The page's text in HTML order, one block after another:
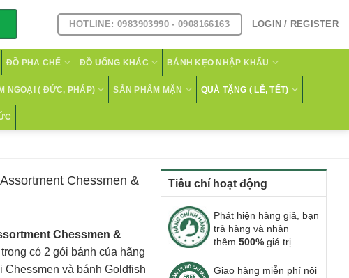
HOTLINE: 0983903990 - 0908166163 LOGIN / REGISTER
ĐỒ PHA CHẾ ĐỒ UỐNG KHÁC BÁNH KẸO NHẬP KHẨU
NGOẠI ( ĐỨC, PHÁP) SẢN PHẨM MẶN QUÀ TẶNG ( LỄ, TẾT)
Tiêu chí hoạt động
Phát hiện hàng giả, bạn
trả hàng và nhận
thêm 500% giá trị.
Giao hàng miễn phí nội
Chessmen &
Chessmen &
có 2 gói bánh của hãng
Chessmen và bánh Goldfish